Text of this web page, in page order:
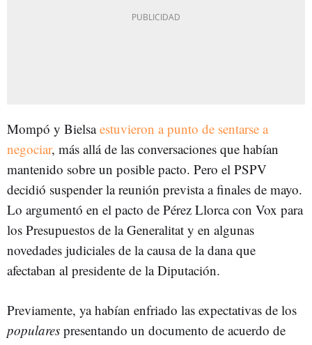
Mompó y Bielsaestuvieron a punto de sentarse a
negociar, más allá de las conversaciones que habían
mantenido sobre un posible pacto. Pero el PSPV
decidió suspender la reunión prevista a finales de mayo.
Lo argumentó en el pacto de Pérez Llorca con Vox para
los Presupuestos de la Generalitat y en algunas
novedades judiciales de la causa de la dana que
afectaban al presidente de la Diputación.
Previamente, ya habían enfriado las expectativas de los
populares presentando un documento de acuerdo de